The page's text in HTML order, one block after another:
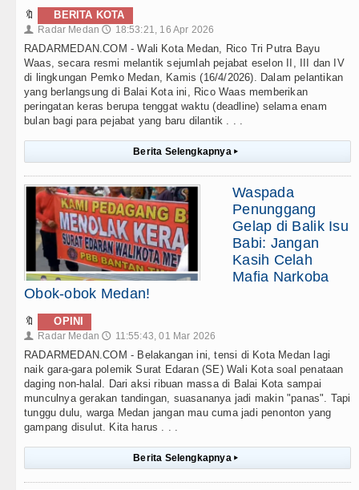
🔖 BERITA KOTA
👤 Radar Medan 🕔 18:53:21, 16 Apr 2026
RADARMEDAN.COM - Wali Kota Medan, Rico Tri Putra Bayu
Waas, secara resmi melantik sejumlah pejabat eselon II, III dan IV
di lingkungan Pemko Medan, Kamis (16/4/2026). Dalam pelantikan
yang berlangsung di Balai Kota ini, Rico Waas memberikan
peringatan keras berupa tenggat waktu (deadline) selama enam
bulan bagi para pejabat yang baru dilantik . . .
Berita Selengkapnya ▸
Waspada
Penunggang
Gelap di Balik Isu
Babi: Jangan
Kasih Celah
Mafia Narkoba
Obok-obok Medan!
🔖 OPINI
👤 Radar Medan 🕔 11:55:43, 01 Mar 2026
RADARMEDAN.COM - Belakangan ini, tensi di Kota Medan lagi
naik gara-gara polemik Surat Edaran (SE) Wali Kota soal penataan
daging non-halal. Dari aksi ribuan massa di Balai Kota sampai
munculnya gerakan tandingan, suasananya jadi makin "panas". Tapi
tunggu dulu, warga Medan jangan mau cuma jadi penonton yang
gampang disulut. Kita harus . . .
Berita Selengkapnya ▸